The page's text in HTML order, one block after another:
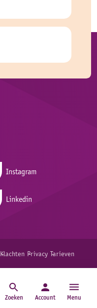
Zoeken Account
menu
Menu
Instagram
Linkedin
Klachten Privacy Tarieven